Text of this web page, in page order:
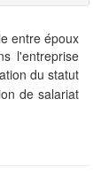
entre époux
l'entreprise
du statut
de salariat